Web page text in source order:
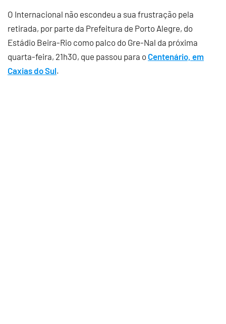
O Internacional não escondeu a sua frustração pela
retirada, por parte da Prefeitura de Porto Alegre, do
Estádio Beira-Rio como palco do Gre-Nal da próxima
quarta-feira, 21h30, que passou para o Centenário, em
Caxias do Sul.